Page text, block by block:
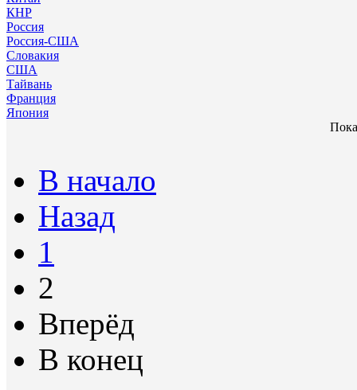
КНР
Россия
Россия-США
Словакия
США
Тайвань
Франция
Япония
В начало
Назад
1
2
Вперёд
В конец